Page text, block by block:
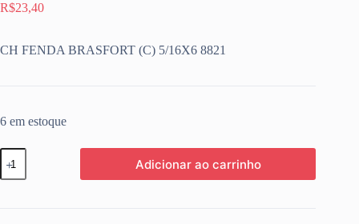
R$23,40
CH FENDA BRASFORT (C) 5/16X6 8821
6 em estoque
CH
FENDA
BRASFORT
Adicionar ao carrinho